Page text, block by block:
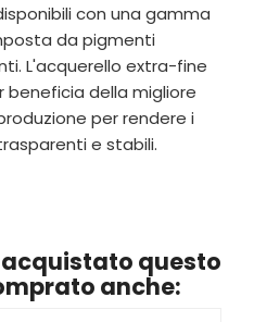
con una gamma
da pigmenti
L'acquerello extra-fine
beneficia della migliore
per rendere i
e stabili.
questo
anche: